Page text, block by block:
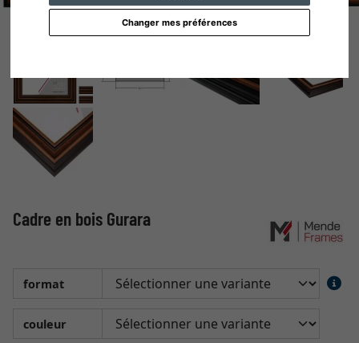
Changer mes préférences
Cadre en bois Gurara
format
couleur